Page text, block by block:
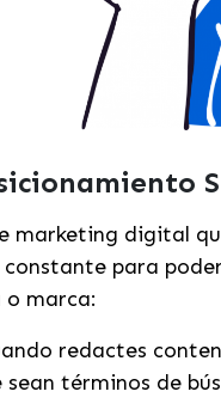
marketing digital
para
o marca:
redactes
términos de